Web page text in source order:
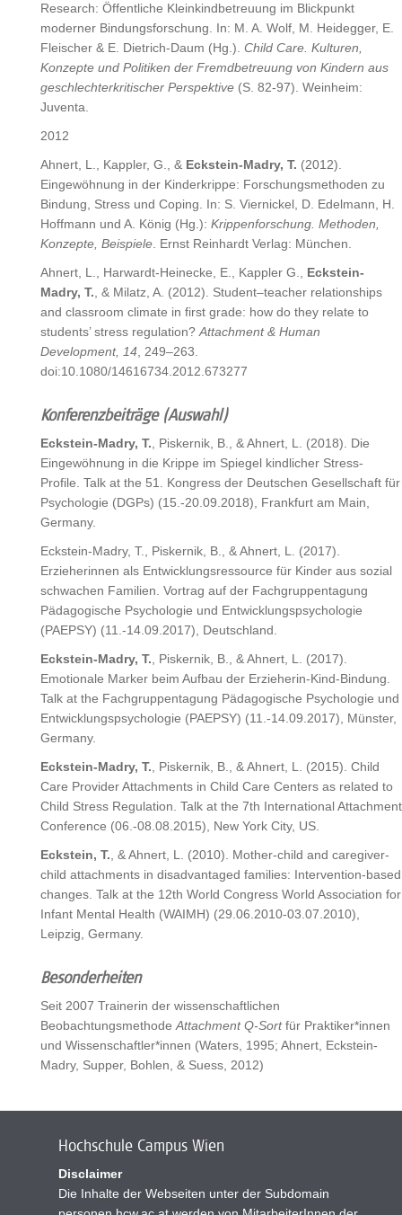
Research: Öffentliche Kleinkindbetreuung im Blickpunkt
moderner Bindungsforschung. In: M. A. Wolf, M. Heidegger, E.
Fleischer & E. Dietrich-Daum (Hg.). Child Care. Kulturen,
Konzepte und Politiken der Fremdbetreuung von Kindern aus
geschlechterkritischer Perspektive (S. 82-97). Weinheim:
Juventa.
2012
Ahnert, L., Kappler, G., & Eckstein-Madry, T. (2012).
Eingewöhnung in der Kinderkrippe: Forschungsmethoden zu
Bindung, Stress und Coping. In: S. Viernickel, D. Edelmann, H.
Hoffmann und A. König (Hg.): Krippenforschung. Methoden,
Konzepte, Beispiele . Ernst Reinhardt Verlag: München.
Ahnert, L., Harwardt-Heinecke, E., Kappler G., Eckstein-
Madry, T. , & Milatz, A. (2012). Student–teacher relationships
and classroom climate in first grade: how do they relate to
students’ stress regulation? Attachment & Human
Development, 14 , 249–263.
doi:10.1080/14616734.2012.673277
Konferenzbeiträge (Auswahl)
Eckstein-Madry, T. , Piskernik, B., & Ahnert, L. (2018). Die
Eingewöhnung in die Krippe im Spiegel kindlicher Stress-
Profile. Talk at the 51. Kongress der Deutschen Gesellschaft für
Psychologie (DGPs) (15.-20.09.2018), Frankfurt am Main,
Germany.
Eckstein-Madry, T., Piskernik, B., & Ahnert, L. (2017).
Erzieherinnen als Entwicklungsressource für Kinder aus sozial
schwachen Familien. Vortrag auf der Fachgruppentagung
Pädagogische Psychologie und Entwicklungspsychologie
(PAEPSY) (11.-14.09.2017), Deutschland.
Eckstein-Madry, T. , Piskernik, B., & Ahnert, L. (2017).
Emotionale Marker beim Aufbau der Erzieherin-Kind-Bindung.
Talk at the Fachgruppentagung Pädagogische Psychologie und
Entwicklungspsychologie (PAEPSY) (11.-14.09.2017), Münster,
Germany.
Eckstein-Madry, T. , Piskernik, B., & Ahnert, L. (2015). Child
Care Provider Attachments in Child Care Centers as related to
Child Stress Regulation. Talk at the 7th International Attachment
Conference (06.-08.08.2015), New York City, US.
Eckstein, T. , & Ahnert, L. (2010). Mother-child and caregiver-
child attachments in disadvantaged families: Intervention-based
changes. Talk at the 12th World Congress World Association for
Infant Mental Health (WAIMH) (29.06.2010-03.07.2010),
Leipzig, Germany.
Besonderheiten
Seit 2007 Trainerin der wissenschaftlichen
Beobachtungsmethode Attachment Q-Sortfür Praktiker*innen
und Wissenschaftler*innen (Waters, 1995; Ahnert, Eckstein-
Madry, Supper, Bohlen, & Suess, 2012)
Hochschule Campus Wien
Disclaimer
Die Inhalte der Webseiten unter der Subdomain